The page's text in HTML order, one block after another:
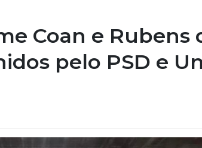
Coan e Rubens
pelo PSD e